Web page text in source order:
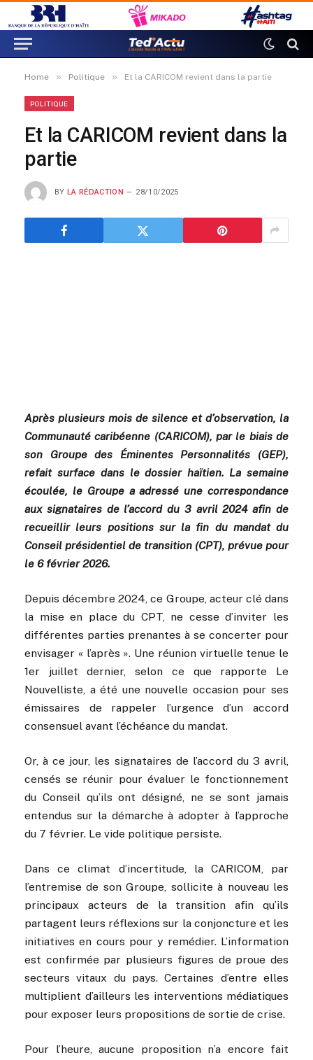
Home » Politique » Et la CARICOM revient dans la partie
POLITIQUE
Et la CARICOM revient dans la
partie
BY LA RÉDACTION 28/10/2025
Après plusieurs mois de silence et d’observation, la
Communauté caribéenne (CARICOM), par le biais de
son Groupe des Éminentes Personnalités (GEP),
refait surface dans le dossier haïtien. La semaine
écoulée, le Groupe a adressé une correspondance
aux signataires de l’accord du 3 avril 2024 afin de
recueillir leurs positions sur la fin du mandat du
Conseil présidentiel de transition (CPT), prévue pour
le 6 février 2026.
Depuis décembre 2024, ce Groupe, acteur clé dans
la mise en place du CPT, ne cesse d’inviter les
différentes parties prenantes à se concerter pour
envisager « l’après ». Une réunion virtuelle tenue le
1er juillet dernier, selon ce que rapporte Le
Nouvelliste, a été une nouvelle occasion pour ses
émissaires de rappeler l’urgence d’un accord
consensuel avant l’échéance du mandat.
Or, à ce jour, les signataires de l’accord du 3 avril,
censés se réunir pour évaluer le fonctionnement
du Conseil qu’ils ont désigné, ne se sont jamais
entendus sur la démarche à adopter à l’approche
du 7 février. Le vide politique persiste.
Dans ce climat d’incertitude, la CARICOM, par
l’entremise de son Groupe, sollicite à nouveau les
principaux acteurs de la transition afin qu’ils
partagent leurs réflexions sur la conjoncture et les
initiatives en cours pour y remédier. L’information
est confirmée par plusieurs figures de proue des
secteurs vitaux du pays. Certaines d’entre elles
multiplient d’ailleurs les interventions médiatiques
pour exposer leurs propositions de sortie de crise.
Pour l’heure, aucune proposition n’a encore fait